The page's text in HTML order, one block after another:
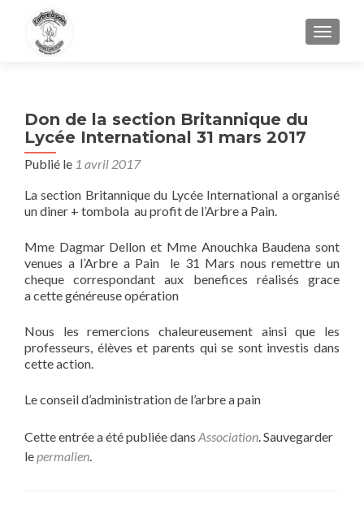
Don de la section Britannique du
Lycée International 31 mars 2017
Publié le 1 avril 2017
La section Britannique du Lycée International a organisé
un diner + tombola au profit de l’Arbre a Pain.
Mme Dagmar Dellon et Mme Anouchka Baudena sont
venues a l’Arbre a Pain le 31 Mars nous remettre un
cheque correspondant aux benefices réalisés grace
a cette généreuse opération
Nous les remercions chaleureusement ainsi que les
professeurs, élèves et parents qui se sont investis dans
cette action.
Le conseil d’administration de l’arbre a pain
Cette entrée a été publiée dans Association. Sauvegarder
lepermalien.